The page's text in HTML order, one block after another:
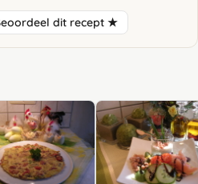
dit recept ★